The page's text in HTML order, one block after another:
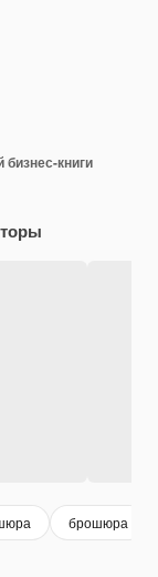
книги
брошюра